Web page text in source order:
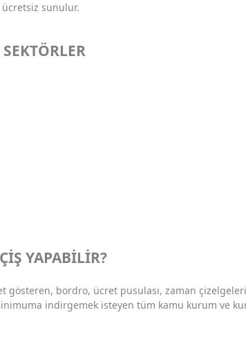
sunulur.
YAPABİLİR?
gösteren, bordro, ücret pusulası, zaman
indirgemek isteyen tüm kamu kurum ve